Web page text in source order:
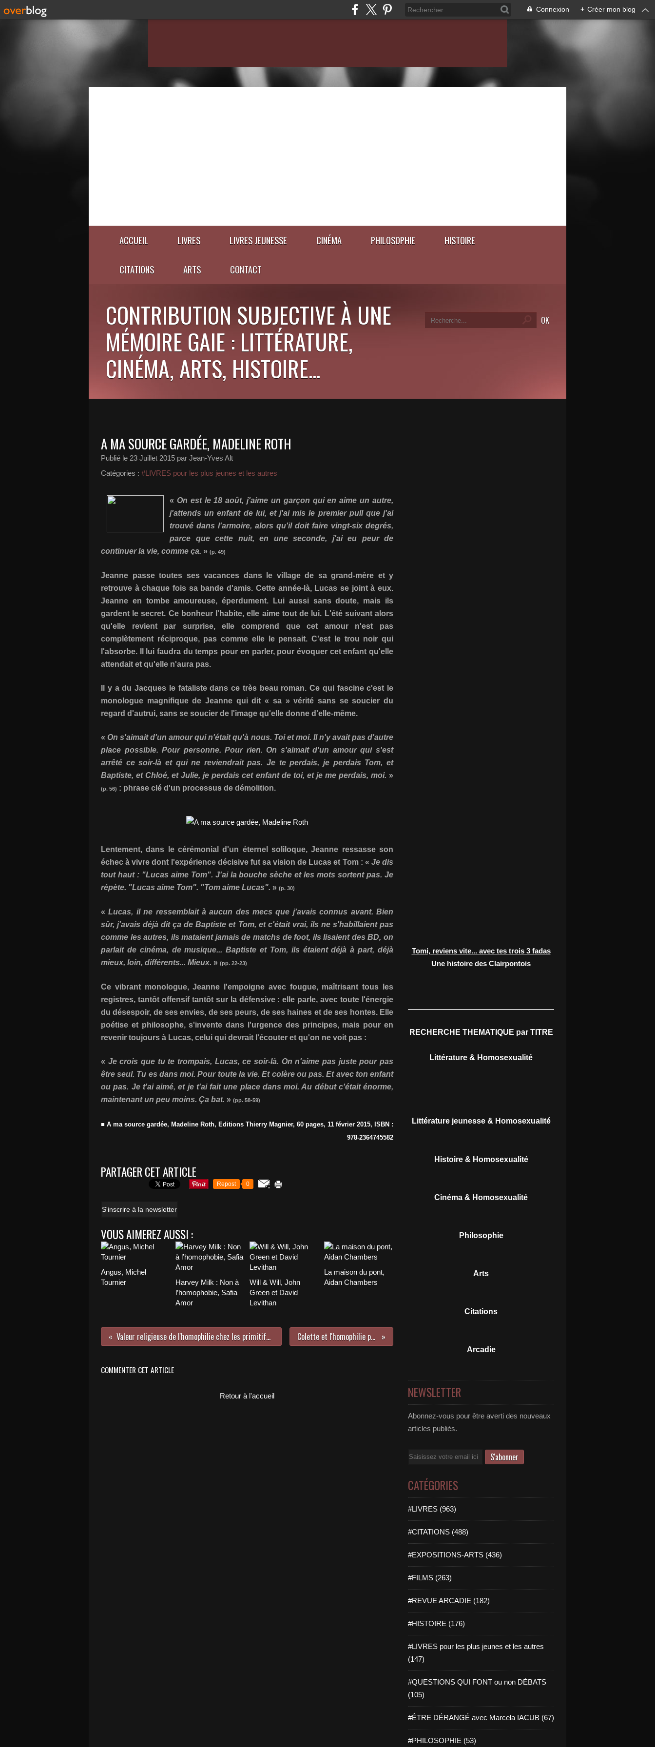
Connexion + Créer mon blog
ACCUEIL LIVRES LIVRES JEUNESSE CINÉMA PHILOSOPHIE HISTOIRE
CITATIONS ARTS CONTACT
CONTRIBUTION SUBJECTIVE À UNE
MÉMOIRE GAIE : LITTÉRATURE,
CINÉMA, ARTS, HISTOIRE...
A MA SOURCE GARDÉE, MADELINE ROTH
Publié le 23 Juillet 2015 par Jean-Yves Alt
Catégories : #LIVRES pour les plus jeunes et les autres
« On est le 18 août, j'aime un garçon qui en aime un autre,
j'attends un enfant de lui, et j'ai mis le premier pull que j'ai
trouvé dans l'armoire, alors qu'il doit faire vingt-six degrés,
parce que cette nuit, en une seconde, j'ai eu peur de
continuer la vie, comme ça. » (p. 49)
Jeanne passe toutes ses vacances dans le village de sa grand-mère et y
retrouve à chaque fois sa bande d'amis. Cette année-là, Lucas se joint à eux.
Jeanne en tombe amoureuse, éperdument. Lui aussi sans doute, mais ils
gardent le secret. Ce bonheur l'habite, elle aime tout de lui. L'été suivant alors
qu'elle revient par surprise, elle comprend que cet amour n'est pas
complètement réciproque, pas comme elle le pensait. C'est le trou noir qui
l'absorbe. Il lui faudra du temps pour en parler, pour évoquer cet enfant qu'elle
attendait et qu'elle n'aura pas.
Il y a du Jacques le fataliste dans ce très beau roman. Ce qui fascine c'est le
monologue magnifique de Jeanne qui dit « sa » vérité sans se soucier du
regard d'autrui, sans se soucier de l'image qu'elle donne d'elle-même.
«On s'aimait d'un amour qui n'était qu'à nous. Toi et moi. Il n'y avait pas d'autre
place possible. Pour personne. Pour rien. On s'aimait d'un amour qui s'est
arrêté ce soir-là et qui ne reviendrait pas. Je te perdais, je perdais Tom, et
Baptiste, et Chloé, et Julie, je perdais cet enfant de toi, et je me perdais, moi. »
(p. 56) : phrase clé d'un processus de démolition.
Lentement, dans le cérémonial d'un éternel soliloque, Jeanne ressasse son
échec à vivre dont l'expérience décisive fut sa vision de Lucas et Tom : « Je dis
tout haut : "Lucas aime Tom". J'ai la bouche sèche et les mots sortent pas. Je
répète. "Lucas aime Tom". "Tom aime Lucas". » (p. 30)
«Lucas, il ne ressemblait à aucun des mecs que j'avais connus avant. Bien
sûr, j'avais déjà dit ça de Baptiste et Tom, et c'était vrai, ils ne s'habillaient pas
comme les autres, ils mataient jamais de matchs de foot, ils lisaient des BD, on
parlait de cinéma, de musique... Baptiste et Tom, ils étaient déjà à part, déjà
mieux, loin, différents... Mieux. » (pp. 22-23)
Ce vibrant monologue, Jeanne l'empoigne avec fougue, maîtrisant tous les
registres, tantôt offensif tantôt sur la défensive : elle parle, avec toute l'énergie
du désespoir, de ses envies, de ses peurs, de ses haines et de ses hontes. Elle
poétise et philosophe, s'invente dans l'urgence des principes, mais pour en
revenir toujours à Lucas, celui qui devrait l'écouter et qu'on ne voit pas :
« Je crois que tu te trompais, Lucas, ce soir-là. On n'aime pas juste pour pas
être seul. Tu es dans moi. Pour toute la vie. Et colère ou pas. Et avec ton enfant
ou pas. Je t'ai aimé, et je t'ai fait une place dans moi. Au début c'était énorme,
maintenant un peu moins. Ça bat. » (pp. 58-59)
■ A ma source gardée, Madeline Roth, Editions Thierry Magnier, 60 pages, 11 février 2015, ISBN :
978-2364745582
PARTAGER CET ARTICLE
Repost 0
S'inscrire à la newsletter
VOUS AIMEREZ AUSSI :
Angus, Michel
Tournier
Harvey Milk : Non à
l’homophobie, Safia
Amor
Will & Will, John
Green et David
Levithan
La maison du pont,
Aidan Chambers
Valeur religieuse de l'homophilie chez les primitifs par Jean-Louis Verger Colette et l'homophilie par René Soral
COMMENTER CET ARTICLE
Retour à l'accueil
Tomi, reviens vite... avec tes trois 3 fadas
Une histoire des Clairpontois
RECHERCHE THEMATIQUE par TITRE
Littérature & Homosexualité
Littérature jeunesse & Homosexualité
Histoire & Homosexualité
Cinéma & Homosexualité
Philosophie
Arts
Citations
Arcadie
NEWSLETTER
Abonnez-vous pour être averti des nouveaux
articles publiés.
Email
CATÉGORIES
#LIVRES (963)
#CITATIONS (488)
#EXPOSITIONS-ARTS (436)
#FILMS (263)
#REVUE ARCADIE (182)
#HISTOIRE (176)
#LIVRES pour les plus jeunes et les autres
(147)
#QUESTIONS QUI FONT ou non DÉBATS
(105)
#ÊTRE DÉRANGÉ avec Marcela IACUB (67)
#PHILOSOPHIE (53)